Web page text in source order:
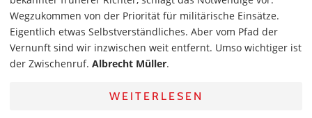
Wegzukommen von der Priorität für militärische Einsätze.
Eigentlich etwas Selbstverständliches. Aber vom Pfad der
Vernunft sind wir inzwischen weit entfernt. Umso wichtiger ist
der Zwischenruf. Albrecht Müller.
WEITERLESEN